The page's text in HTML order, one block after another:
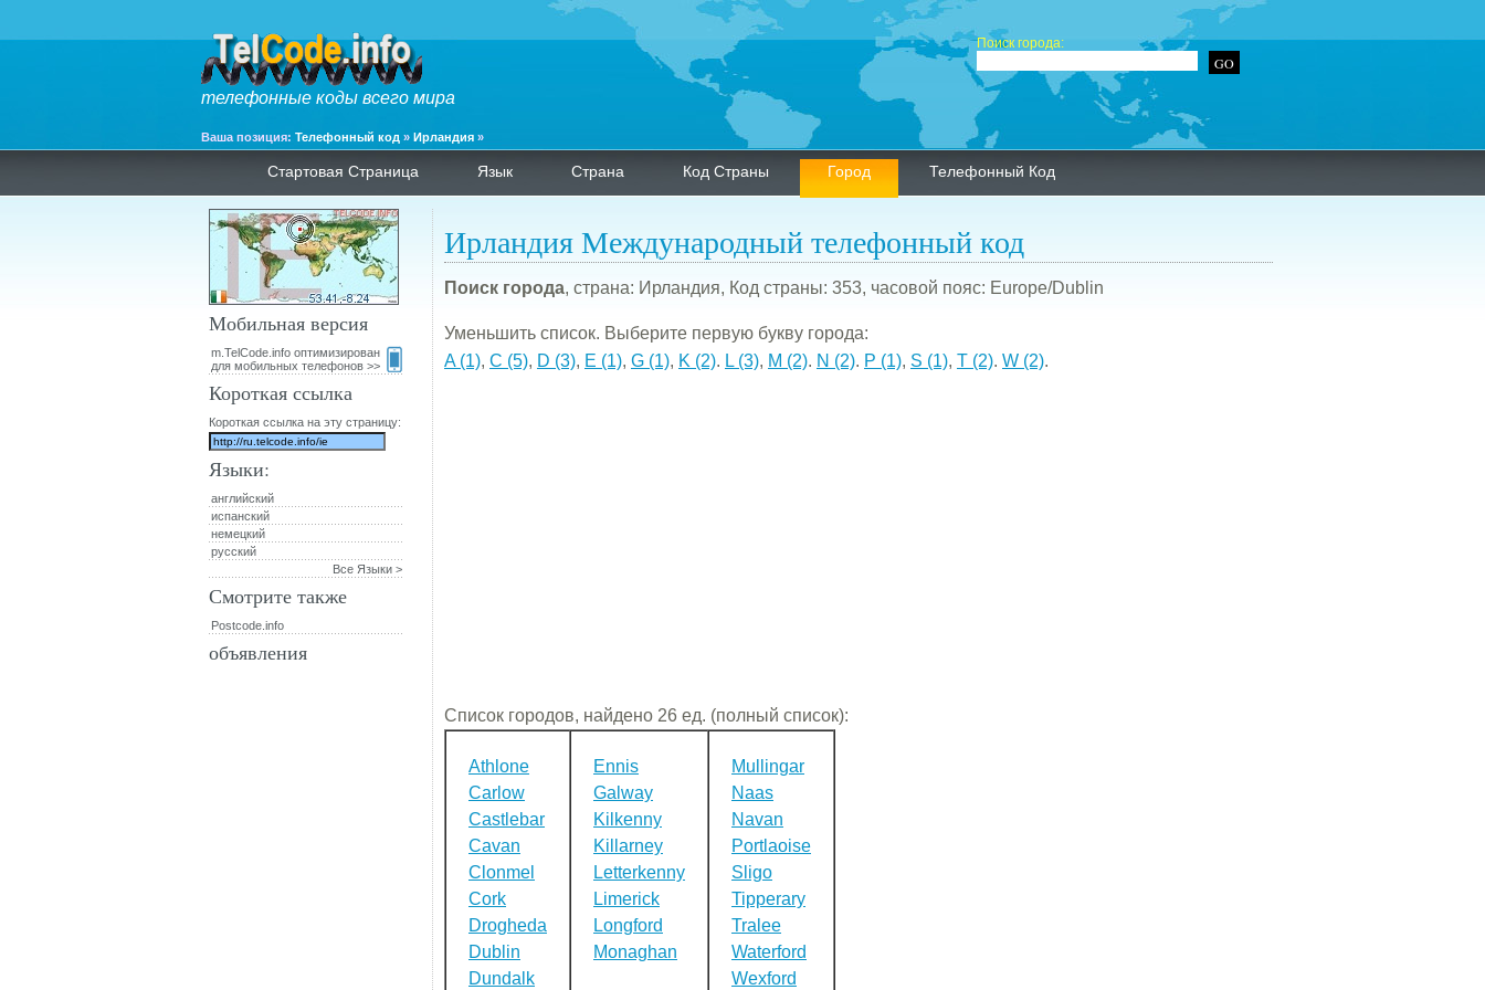
телефонные коды всего мира
Ваша позиция: Телефонный код » Ирландия »
Поиск города:
Стартовая Страница Язык Страна Код Страны Город Телефонный Код
Ирландия Международный телефонный код
Поиск города, страна: Ирландия, Код страны: 353, часовой пояс: Europe/Dublin
Уменьшить список. Выберите первую букву города:
A (1), C (5), D (3), E (1), G (1), K (2). L (3), M (2). N (2). P (1), S (1), T (2). W (2).
Список городов, найдено 26 ед. (полный список):
Athlone
Carlow
Castlebar
Cavan
Clonmel
Cork
Drogheda
Dublin
Dundalk
Ennis
Galway
Kilkenny
Killarney
Letterkenny
Limerick
Longford
Monaghan
Mullingar
Naas
Navan
Portlaoise
Sligo
Tipperary
Tralee
Waterford
Wexford
Мобильная версия
m.TelCode.info оптимизирован
для мобильных телефонов >>
Короткая ссылка
Короткая ссылка на эту страницу:
Языки:
английский
испанский
немецкий
русский
Все Языки >
Смотрите также
Postcode.info
объявления